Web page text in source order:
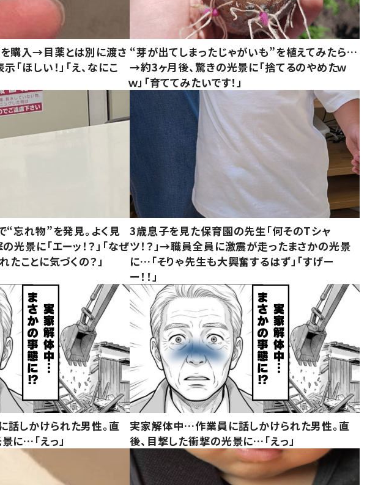
を購入→目薬とは別に渡さ
ほしい！」「え、なにこ
“芽が出てしまったじゃがいも”を植えてみたら…
→約3ヶ月後、驚きの光景に「捨てるのやめたｗ
ｗ」「育ててみたいです！」
“忘れ物”を発見。よく見
光景に「エーッ！？」「なぜ
たことに気づくの？」
3歳息子を見た保育園の先生「何そのTシャ
ツ！？」→職員全員に激震が走ったまさかの光景
に…「そりゃ先生も大興奮するはず」「すげー
ー！！」
しかけられた男性。直
に…「えっ」
実家解体中…作業員に話しかけられた男性。直
後、目撃した衝撃の光景に…「えっ」